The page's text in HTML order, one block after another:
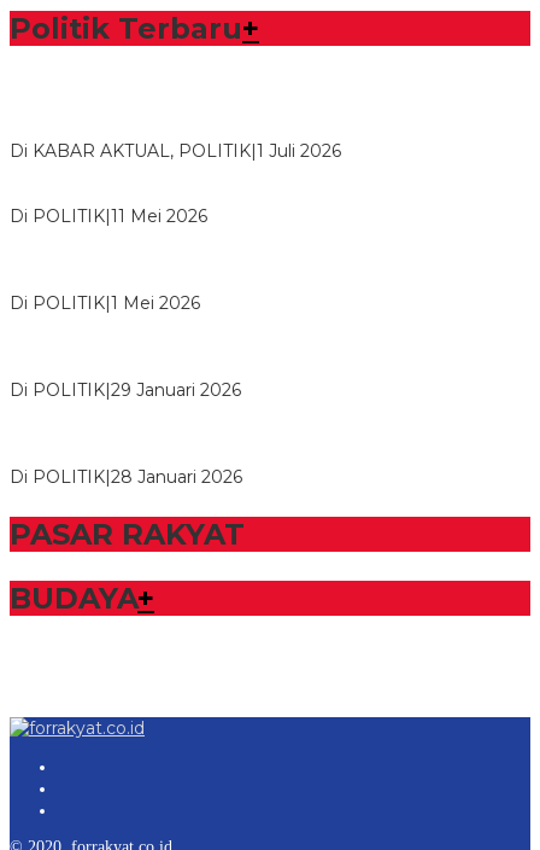
Politik Terbaru+
Di KABAR AKTUAL, POLITIK|1 Juli 2026
Di POLITIK|11 Mei 2026
Di POLITIK|1 Mei 2026
Di POLITIK|29 Januari 2026
Di POLITIK|28 Januari 2026
PASAR RAKYAT
BUDAYA+